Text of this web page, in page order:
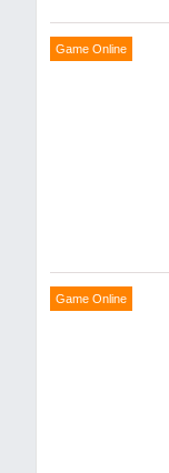
Game Online
Game Online